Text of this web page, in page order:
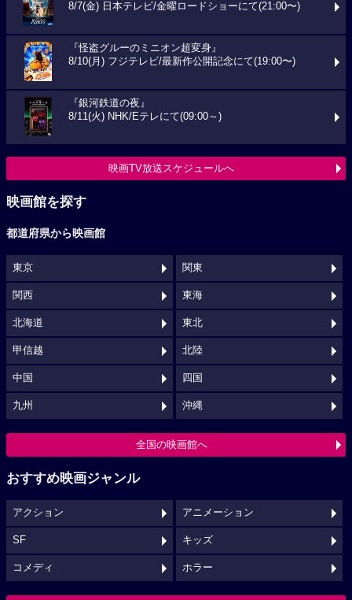
8/7(金) 日本テレビ/金曜ロードショーにて(21:00〜)
『怪盗グルーのミニオン超変身』
8/10(月) フジテレビ/最新作公開記念にて(19:00〜)
『銀河鉄道の夜』
8/11(火) NHK/Eテレにて(09:00～)
映画TV放送スケジュールへ
映画館を探す
都道府県から映画館
東京 関東
関西 東海
北海道 東北
甲信越 北陸
中国 四国
九州 沖縄
全国の映画館へ
おすすめ映画ジャンル
アクション アニメーション
SF キッズ
コメディ ホラー